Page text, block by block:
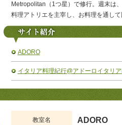
Metropolitan（1つ星）で修行。週末は
料理アトリエを主宰し、お料理を通して
ADORO
イタリア料理紀行@アドーロイタリ
教室名 ADORO